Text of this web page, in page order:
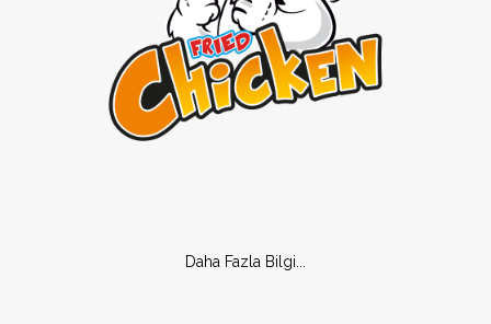
Daha Fazla Bilgi...